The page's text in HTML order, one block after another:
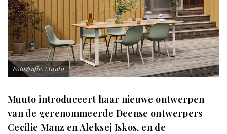
Fotografie: Muuto
Muuto introduceert haar nieuwe ontwerpen
van de gerenommeerde Deense ontwerpers
Cecilie Manz en Aleksej Iskos, en de